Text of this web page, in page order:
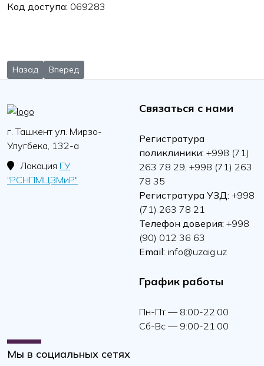
Код доступа: 069283
Предыдущий: 28 февраля 2026 года в 11:00 состоится
Назад Следующий: 3 ноября 2025 года в 1300 состоится
Вперед
г. Ташкент ул. Мирзо-
Улугбека, 132-а
Локация ГУ
"РСНПМЦЗМиР"
Связаться с нами
Регистратура
поликлиники: +998 (71)
263 78 29, +998 (71) 263
78 35
Регистратура УЗД: +998
(71) 263 78 21
Телефон доверия: +998
(90) 012 36 63
Email: info@uzaig.uz
График работы
Пн-Пт — 8:00-22:00
Сб-Вс — 9:00-21:00
Мы в социальных сетях